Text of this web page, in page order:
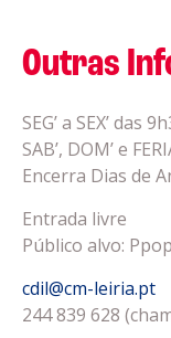
Outras
SEG’ a SEX’ das
SAB’, DOM’ e
Encerra Dias de
Entrada livre
Público alvo:
cdil@cm-leiria.pt
244 839 628